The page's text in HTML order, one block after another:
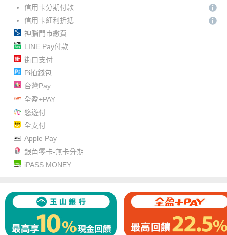
信用卡分期付款
信用卡紅利折抵
神腦門市繳費
LINE Pay付款
街口支付
Pi拍錢包
台灣Pay
全盈+PAY
悠遊付
全支付
Apple Pay
銀角零卡-無卡分期
iPASS MONEY